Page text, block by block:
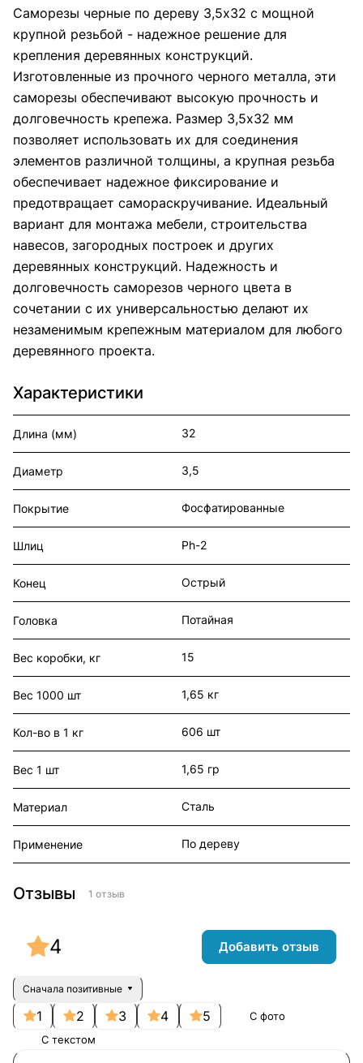
Саморезы черные по дереву 3,5х32 с мощной
крупной резьбой - надежное решение для
крепления деревянных конструкций.
Изготовленные из прочного черного металла, эти
саморезы обеспечивают высокую прочность и
долговечность крепежа. Размер 3,5х32 мм
позволяет использовать их для соединения
элементов различной толщины, а крупная резьба
обеспечивает надежное фиксирование и
предотвращает самораскручивание. Идеальный
вариант для монтажа мебели, строительства
навесов, загородных построек и других
деревянных конструкций. Надежность и
долговечность саморезов черного цвета в
сочетании с их универсальностью делают их
незаменимым крепежным материалом для любого
деревянного проекта.
Характеристики
Длина (мм) 32
Диаметр 3,5
Покрытие Фосфатированные
Шлиц Ph-2
Конец Острый
Головка Потайная
Вес коробки, кг 15
Вес 1000 шт 1,65 кг
Кол-во в 1 кг 606 шт
Вес 1 шт 1,65 гр
Материал Сталь
Применение По дереву
Отзывы 1 отзыв
Сначала позитивные
1 2 3 4 5
С фото
С текстом
4 Добавить отзыв